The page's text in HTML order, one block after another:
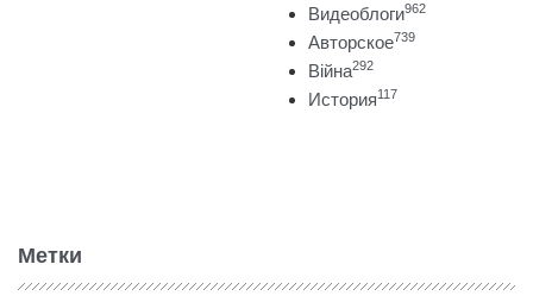
Видеоблоги962
Авторское739
Війна292
История117
Метки